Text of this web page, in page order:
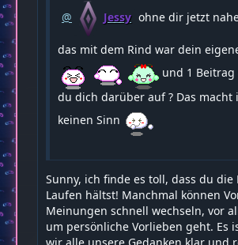
Jessy ohne dir jetzt
das mit dem Rind war dein
und 1
du dich darüber auf ? Das macht
keinen Sinn
Sunny, ich finde es toll, dass du die
Laufen hältst! Manchmal können
Meinungen schnell wechseln, vor
um persönliche Vorlieben geht. Es